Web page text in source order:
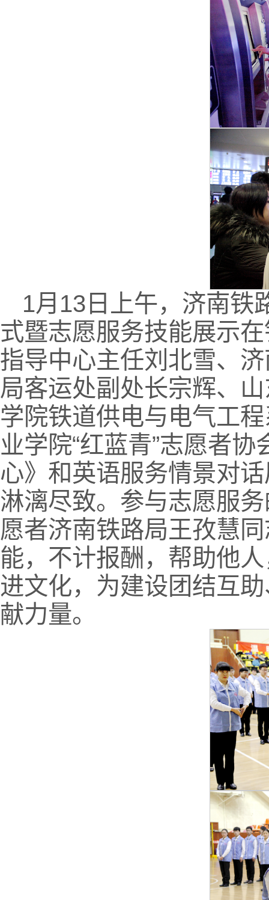
1月13日上午，济南铁
式暨志愿服务技能展示
指导中心主任刘北雪、
局客运处副处长宗辉、
学院铁道供电与电气工
业学院“红蓝青”志愿者
心》和英语服务情景对
淋漓尽致。参与志愿服
愿者济南铁路局王孜慧
能，不计报酬，帮助他
进文化，为建设团结互
献力量。